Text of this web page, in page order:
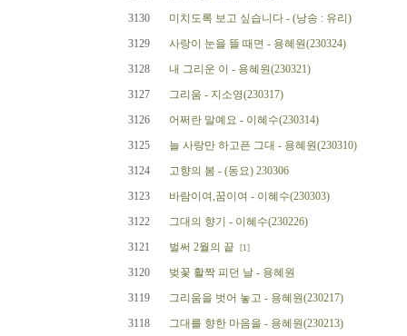
3130
미치도록 보고 싶습니다 - (낭송 : 유리)
3129
사랑이 눈을 뜰 때면 - 용혜원(230324)
3128
내 그리운 이 - 용혜원(230321)
3127
그리움 - 지소영(230317)
3126
어쩌란 말예요 - 이혜수(230314)
3125
늘 사랑만 하고픈 그대 - 용혜원(230310)
3124
고향의 봄 - (동요) 230306
3123
바람이여,꿈이여 - 이혜수(230303)
3122
그대의 향기 - 이혜수(230226)
3121
벌써 2월의 끝 [1]
3120
벚꽃 활짝 피던 날 - 용혜원
3119
그리움을 벗어 놓고 - 용혜원(230217)
3118
그대를 향한 마음을 - 용혜원(230213)